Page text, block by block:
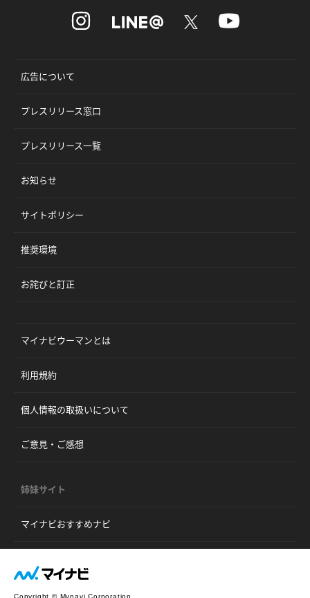
広告について
プレスリリース窓口
プレスリリース一覧
お知らせ
サイトポリシー
推奨環境
お詫びと訂正
マイナビウーマンとは
利用規約
個人情報の取扱いについて
ご意見・ご感想
姉妹サイト
マイナビおすすめナビ
Copyright © Mynavi Corporation